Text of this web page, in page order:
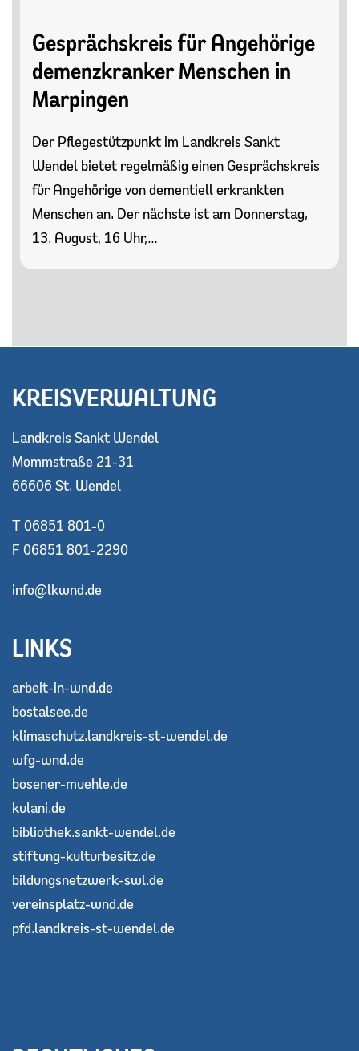
Gesprächskreis für Angehörige
demenzkranker Menschen in
Marpingen
Der Pflegestützpunkt im Landkreis Sankt
Wendel bietet regelmäßig einen Gesprächskreis
für Angehörige von dementiell erkrankten
Menschen an. Der nächste ist am Donnerstag,
13. August, 16 Uhr,…
KREISVERWALTUNG
Landkreis Sankt Wendel
Mommstraße 21-31
66606 St. Wendel
T 06851 801-0
F 06851 801-2290
info@lkwnd.de
LINKS
arbeit-in-wnd.de
bostalsee.de
klimaschutz.landkreis-st-wendel.de
wfg-wnd.de
bosener-muehle.de
kulani.de
bibliothek.sankt-wendel.de
stiftung-kulturbesitz.de
bildungsnetzwerk-swl.de
vereinsplatz-wnd.de
pfd.landkreis-st-wendel.de